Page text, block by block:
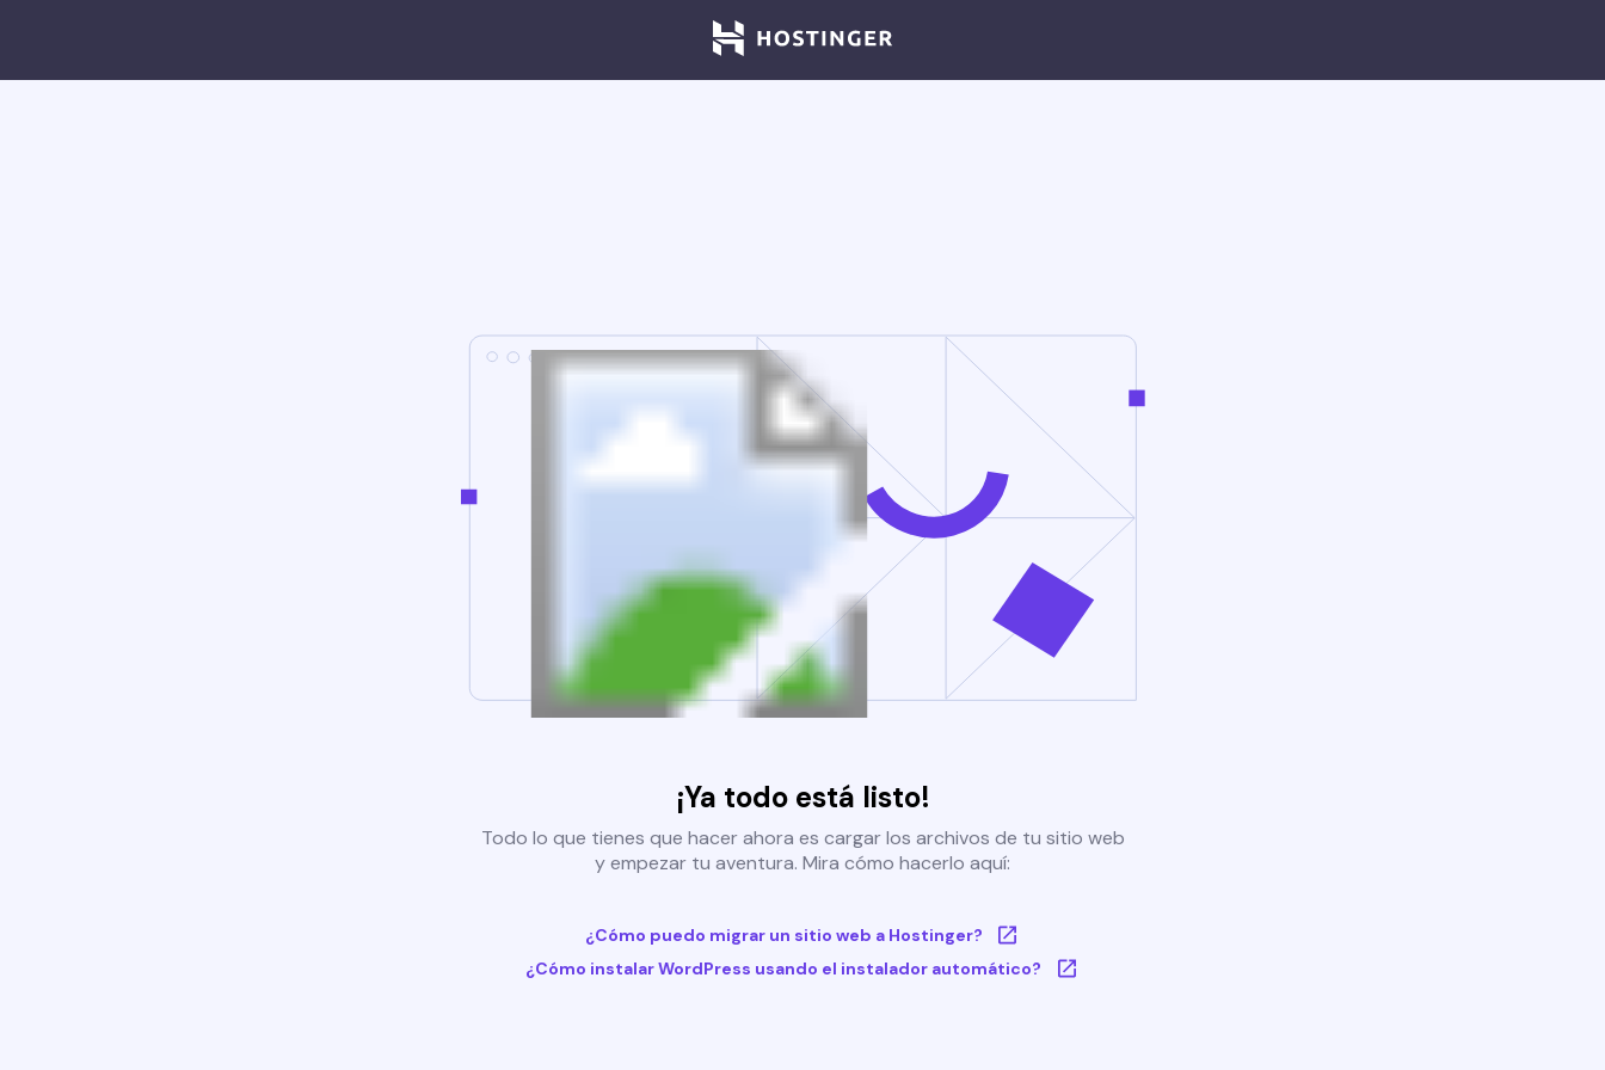
¡Ya todo está listo!
Todo lo que tienes que hacer ahora es cargar los archivos de tu sitio web
y empezar tu aventura. Mira cómo hacerlo aquí:
¿Cómo puedo migrar un sitio web a Hostinger?
¿Cómo instalar WordPress usando el instalador automático?